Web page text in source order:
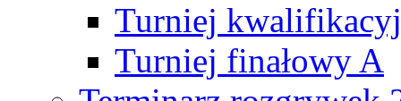
Turniej
Turniej finałowy A